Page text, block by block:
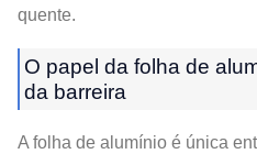
quente.
O papel da folha de
da barreira
A folha de alumínio é única